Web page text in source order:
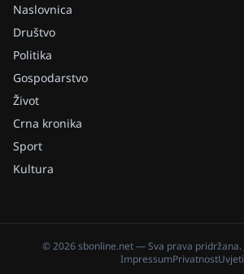
Naslovnica
Društvo
Politika
Gospodarstvo
Život
Crna kronika
Sport
Kultura
©2026 sbonline.net— Sva prava pridržana.
ImpressumPrivatnostUvjeti